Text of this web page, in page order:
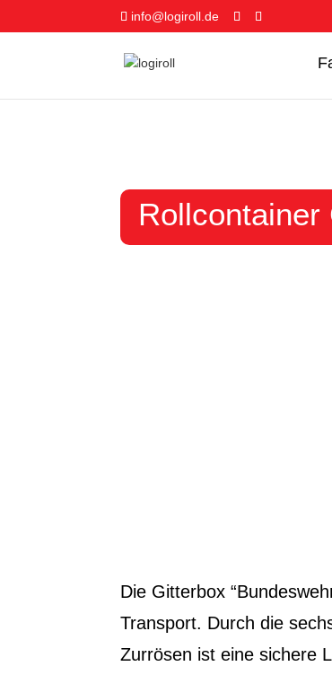
info@logiroll.de
Rollcontainer
Die Gitterbox
Transport. Durch die
Zurrösen ist eine sichere